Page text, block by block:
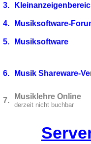
3.
4. Musiksoftware-
5. Musiksoftware
6. Musik Shareware-
7. Musiklehre Online
derzeit nicht buchbar